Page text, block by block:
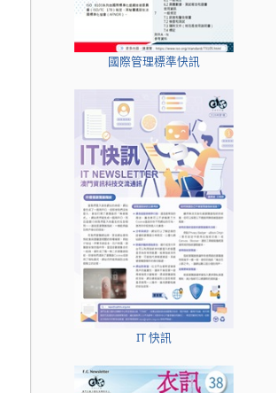
國際管理標準快訊
IT 快訊